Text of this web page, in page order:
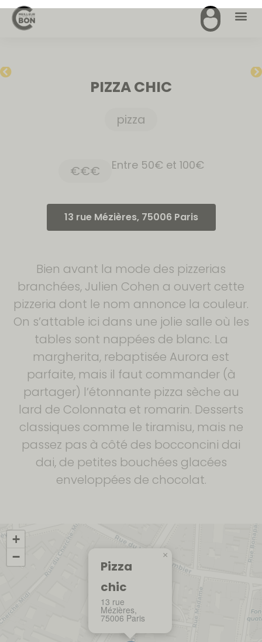
PIZZA CHIC
pizza
€€€ Entre 50€ et 100€
13 rue Mézières, 75006 Paris
Bien avant la mode des pizzerias
branchées, Julien Cohen a ouvert cette
pizzeria dont le nom annonce la couleur.
On s’attable ici dans une jolie salle où les
tables sont nappées de blanc. La
margherita, rebaptisée Aurora est
parfaite, mais il faut commander (à
partager) l’étonnante pizza sèche au
lard de Colonnata et romarin. Desserts
classiques comme le tiramisu, mais ne
passez pas à côté des bocconcini dai
dai, de petites bouchées glacées
enveloppées de chocolat.
Pizza
chic
13 rue
Mézières,
75006 Paris
×
+
−